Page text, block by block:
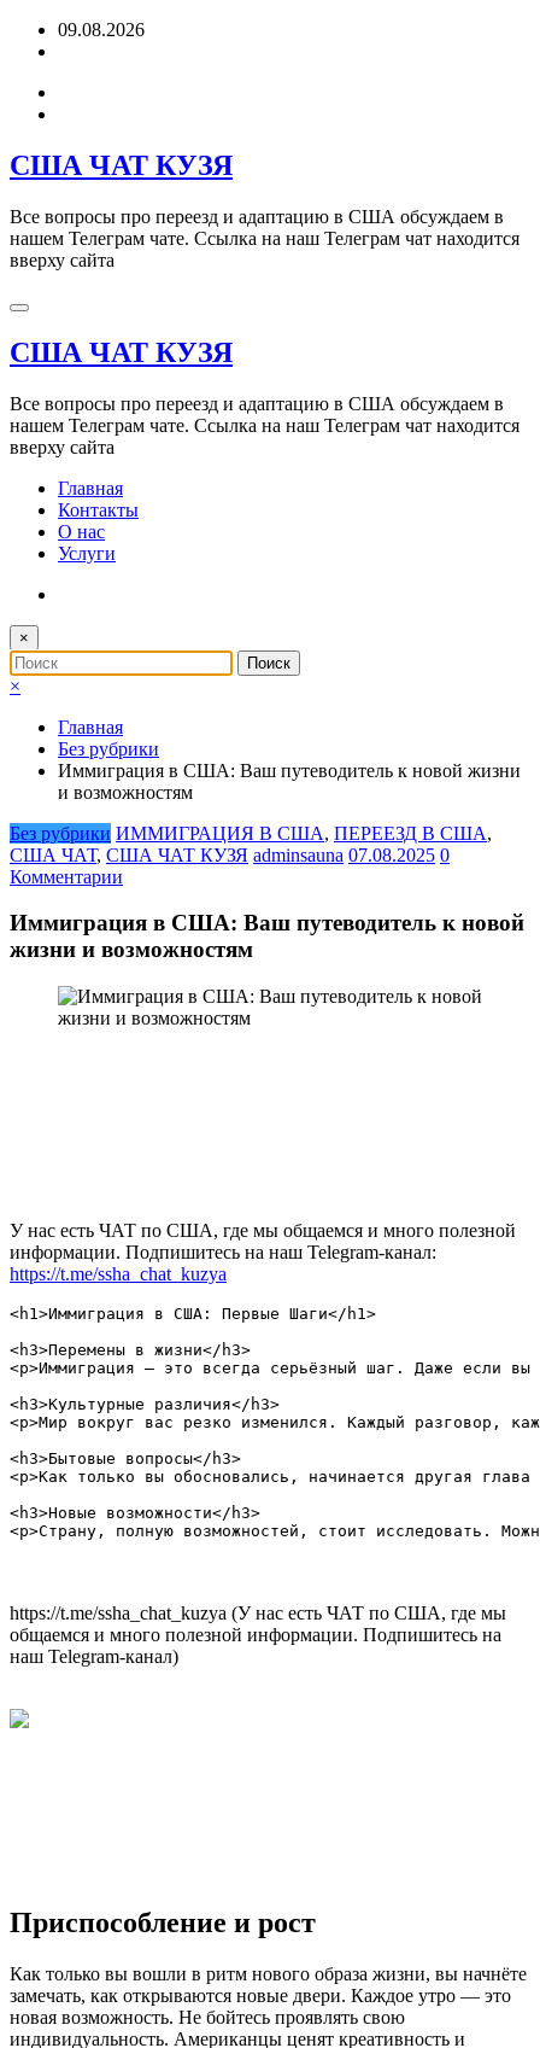
Перейти09.08.2026
США ЧАТ КУЗЯ
Все вопросы про переезд и адаптацию в США обсуждаем в
нашем Телеграм чате. Ссылка на наш Телеграм чат находится
вверху сайта
США ЧАТ КУЗЯ
Все вопросы про переезд и адаптацию в США обсуждаем в
нашем Телеграм чате. Ссылка на наш Телеграм чат находится
вверху сайта
Главная
Контакты
О нас
Услуги
×
×
Главная
Без рубрики
Иммиграция в США: Ваш путеводитель к новой жизни
и возможностям
Без рубрики ИММИГРАЦИЯ В США, ПЕРЕЕЗД В США,
США ЧАТ, США ЧАТ КУЗЯ adminsauna 07.08.2025 0
Комментарии
Иммиграция в США: Ваш путеводитель к новой
жизни и возможностям
У нас есть ЧАТ по США, где мы общаемся и много полезной
информации. Подпишитесь на наш Telegram-канал:
https://t.me/ssha_chat_kuzya
<h1>Иммиграция в США: Первые Шаги</h1>
<h3>Перемены в жизни</h3>
<p>Иммиграция — это всегда серьёзный шаг. Даже если
<h3>Культурные различия</h3>
<p>Мир вокруг вас резко изменился. Каждый разговор,
<h3>Бытовые вопросы</h3>
<p>Как только вы обосновались, начинается другая
<h3>Новые возможности</h3>
https://t.me/ssha_chat_kuzya (У нас есть ЧАТ по США, где мы
общаемся и много полезной информации. Подпишитесь на
наш Telegram-канал)
Приспособление и рост
Как только вы вошли в ритм нового образа жизни, вы начнёте
замечать, как открываются новые двери. Каждое утро — это
новая возможность. Не бойтесь проявлять свою
индивидуальность. Американцы ценят креативность и